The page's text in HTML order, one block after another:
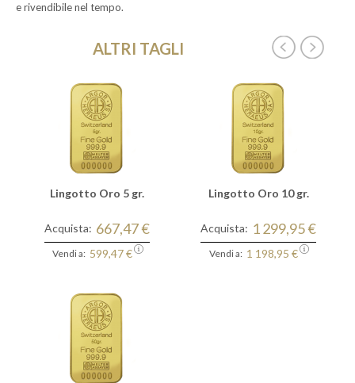
e rivendibile nel tempo.
ALTRI TAGLI
Lingotto Oro 5 gr.
Acquista: 667,47 €
Vendi a: 599,47 €
Lingotto Oro 10 gr.
Acquista: 1 299,95 €
Vendi a: 1 198,95 €